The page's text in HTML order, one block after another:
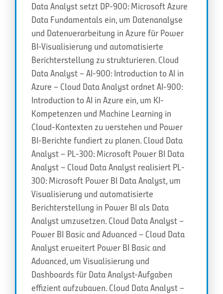
Data Analyst setzt DP-900: Microsoft Azure
Data Fundamentals ein, um Datenanalyse
und Datenverarbeitung in Azure für Power
BI-Visualisierung und automatisierte
Berichterstellung zu strukturieren. Cloud
Data Analyst – AI-900: Introduction to AI in
Azure – Cloud Data Analyst ordnet AI-900:
Introduction to AI in Azure ein, um KI-
Kompetenzen und Machine Learning in
Cloud-Kontexten zu verstehen und Power
BI-Berichte fundiert zu planen. Cloud Data
Analyst – PL-300: Microsoft Power BI Data
Analyst – Cloud Data Analyst realisiert PL-
300: Microsoft Power BI Data Analyst, um
Visualisierung und automatisierte
Berichterstellung in Power BI als Data
Analyst umzusetzen. Cloud Data Analyst –
Power BI Basic and Advanced – Cloud Data
Analyst erweitert Power BI Basic and
Advanced, um Visualisierung und
Dashboards für Data Analyst-Aufgaben
effizient aufzubauen. Cloud Data Analyst –